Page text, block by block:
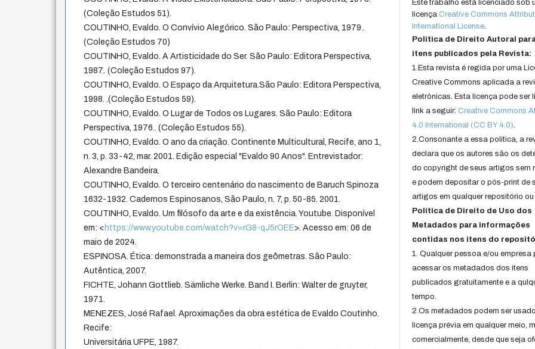
(Coleção Estudos 51).
COUTINHO, Evaldo. O Convívio Alegórico. São Paulo: Perspectiva, 1979..
(Coleção Estudos 70)
COUTINHO, Evaldo. A Artisticidade do Ser. São Paulo: Editora Perspectiva,
1987.. (Coleção Estudos 97).
COUTINHO, Evaldo. O Espaço da Arquitetura.São Paulo: Editora Perspectiva,
1998. .(Coleção Estudos 59).
COUTINHO, Evaldo. O Lugar de Todos os Lugares. São Paulo: Editora
Perspectiva, 1976.. (Coleção Estudos 55).
COUTINHO, Evaldo. O ano da criação. Continente Multicultural, Recife, ano 1,
n. 3, p. 33-42, mar. 2001. Edição especial "Evaldo 90 Anos". Entrevistador:
Alexandre Bandeira.
COUTINHO, Evaldo. O terceiro centenário do nascimento de Baruch Spinoza
1632-1932. Cadernos Espinosanos, São Paulo, n. 7, p. 50-85. 2001.
COUTINHO, Evaldo. Um filósofo da arte e da existência. Youtube. Disponível
em: < https://www.youtube.com/watch?v=rG8-qJ5rOEE>. Acesso em: 06 de
maio de 2024.
ESPINOSA. Ética: demonstrada a maneira dos geômetras. São Paulo:
Autêntica, 2007.
FICHTE, Johann Gottlieb. Sämliche Werke. Band I. Berlin: Walter de gruyter,
1971.
MENEZES, José Rafael. Aproximações da obra estética de Evaldo Coutinho.
Recife:
Universitária UFPE, 1987.
Este trabalho está licenciado sob
licençaCreative Commons
International License.
Política de Direito Autoral
itens publicados pela Revista:
1.Esta revista é regida por uma
Creative Commons aplicada a
eletrônicas. Esta licença pode ser
link a seguir:Creative Commons
4.0 International (CC BY 4.0).
2.Consonante a essa politica, a
declara que os autores são os
do copyright de seus artigos sem
e podem depositar o pós-print de
artigos em qualquer repositório ou
Política de Direito de Uso dos
Metadados para informações
contidas nos itens do
1. Qualquer pessoa e/ou empresa
acessar os metadados dos itens
publicados gratuitamente e a
tempo.
2.Os metadados podem ser
licença prévia em qualquer meio,
comercialmente, desde que seja